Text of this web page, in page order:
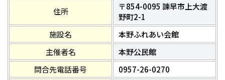
住所
〒854-0095 諫早市上大渡
野町2-1
施設名
本野ふれあい会館
主催者名
本野公民館
問合先電話番号
0957-26-0270